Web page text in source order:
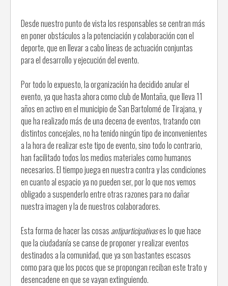
Desde nuestro punto de vista los responsables se centran más
en poner obstáculos a la potenciación y colaboración con el
deporte, que en llevar a cabo líneas de actuación conjuntas
para el desarrollo y ejecución del evento.
Por todo lo expuesto, la organización ha decidido anular el
evento, ya que hasta ahora como club de Montaña, que lleva 11
años en activo en el municipio de San Bartolomé de Tirajana, y
que ha realizado más de una decena de eventos, tratando con
distintos concejales, no ha tenido ningún tipo de inconvenientes
a la hora de realizar este tipo de evento, sino todo lo contrario,
han facilitado todos los medios materiales como humanos
necesarios. El tiempo juega en nuestra contra y las condiciones
en cuanto al espacio ya no pueden ser, por lo que nos vemos
obligado a suspenderlo entre otras razones para no dañar
nuestra imagen y la de nuestros colaboradores.
Esta forma de hacer las cosas antiparticipativases lo que hace
que la ciudadanía se canse de proponer y realizar eventos
destinados a la comunidad, que ya son bastantes escasos
como para que los pocos que se propongan reciban este trato y
desencadene en que se vayan extinguiendo.